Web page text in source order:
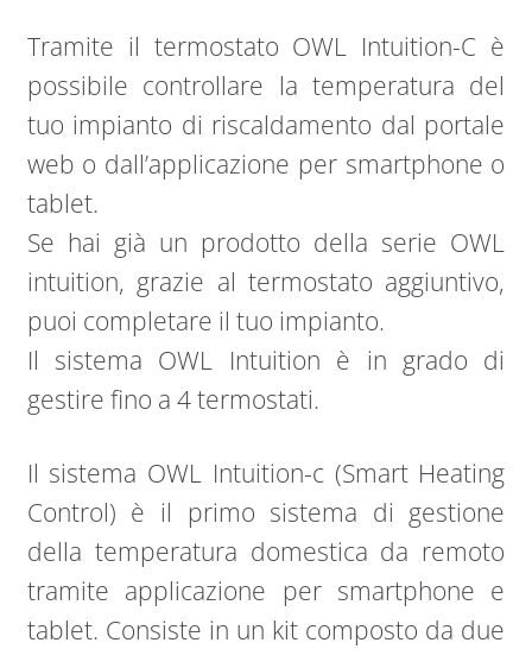
Tramite il termostato OWL Intuition-C è
possibile controllare la temperatura del
tuo impianto di riscaldamento dal portale
web o dall’applicazione per smartphone o
tablet.
Se hai già un prodotto della serie OWL
intuition, grazie al termostato aggiuntivo,
puoi completare il tuo impianto.
Il sistema OWL Intuition è in grado di
gestire fino a 4 termostati.
Il sistema OWL Intuition-c (Smart Heating
Control) è il primo sistema di gestione
della temperatura domestica da remoto
tramite applicazione per smartphone e
tablet. Consiste in un kit composto da due